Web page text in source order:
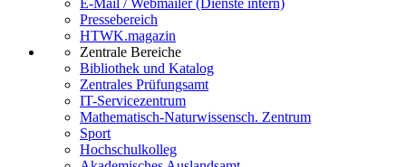
E-Mail / Webmailer (Dienste intern)
Pressebereich
HTWK.magazin
Zentrale Bereiche
Bibliothek und Katalog
Zentrales Prüfungsamt
IT-Servicezentrum
Mathematisch-Naturwissensch. Zentrum
Sport
Hochschulkolleg